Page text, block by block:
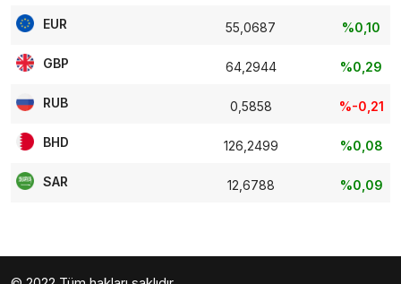
EUR 55,0687 %0,10
GBP 64,2944 %0,29
RUB 0,5858 %-0,21
BHD 126,2499 %0,08
SAR 12,6788 %0,09